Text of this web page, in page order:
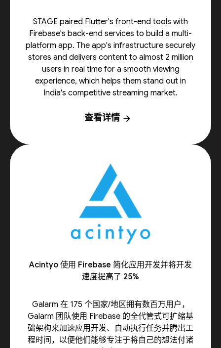
STAGE paired Flutter's front-end tools with
Firebase's back-end services to build a multi-
platform app. The app's infrastructure securely
stores and delivers content to almost 2 million
users in real time for a smooth viewing
experience, which helps them stand out in
India's competitive streaming market.
查看详情 arrow_forward
Acintyo 使用 Firebase 简化应用开发并将开发
速度提高了 25%
Galarm 在 175 个国家/地区拥有数百万用户，
Galarm 团队使用 Firebase 的全代管式可扩缩基
础架构来加速应用开发、自动执行任务并腾出工
程时间，以便他们能够专注于将自己的想法付诸